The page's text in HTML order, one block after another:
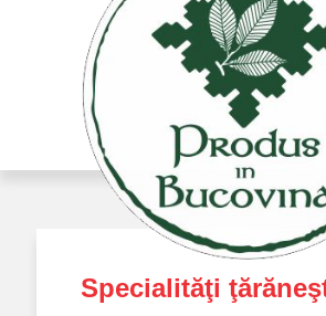
Specialităţi